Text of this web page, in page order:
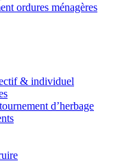
ordures ménagères
& individuel
d’herbage